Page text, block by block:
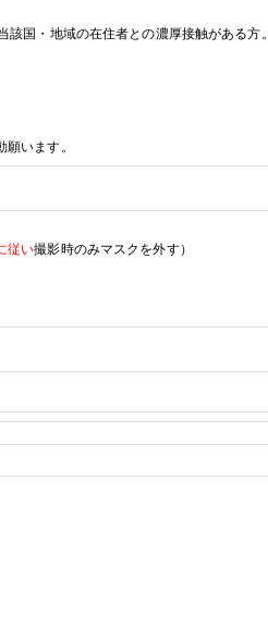
国・地域の在住者との濃厚接触がある方。
います。
従い撮影時のみマスクを外す）